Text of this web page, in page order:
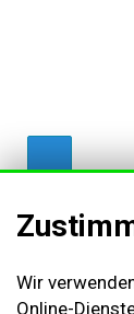
AGB &
Impressum
Wir
Online-